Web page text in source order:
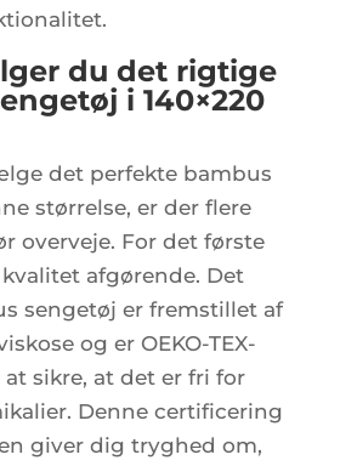
du det rigtige
i 140×220
det perfekte bambus
størrelse, er der flere
overveje. For det første
afgørende. Det
sengetøj er fremstillet af
og er OEKO-TEX-
sikre, at det er fri for
Denne certificering
giver dig tryghed om,